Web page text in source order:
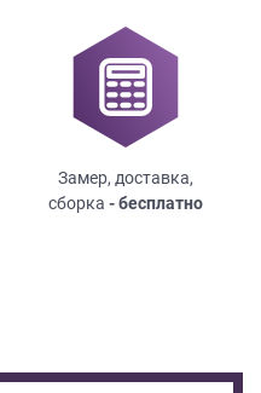
Замер, доставка,
сборка - бесплатно